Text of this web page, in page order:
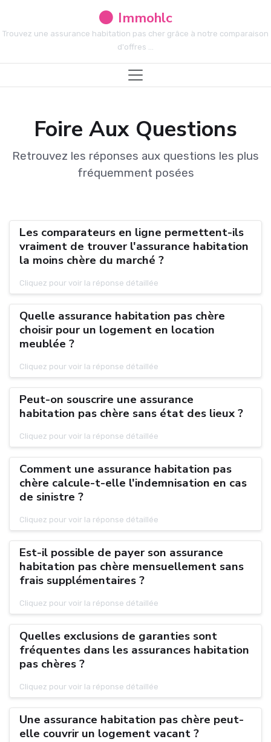
Immohlc
Trouvez une assurance habitation pas cher grâce à notre comparaison
d'offres ...
Foire Aux Questions
Retrouvez les réponses aux questions les plus
fréquemment posées
Les comparateurs en ligne permettent-ils
vraiment de trouver l'assurance habitation
la moins chère du marché ?
Cliquez pour voir la réponse détaillée
Quelle assurance habitation pas chère
choisir pour un logement en location
meublée ?
Cliquez pour voir la réponse détaillée
Peut-on souscrire une assurance
habitation pas chère sans état des lieux ?
Cliquez pour voir la réponse détaillée
Comment une assurance habitation pas
chère calcule-t-elle l'indemnisation en cas
de sinistre ?
Cliquez pour voir la réponse détaillée
Est-il possible de payer son assurance
habitation pas chère mensuellement sans
frais supplémentaires ?
Cliquez pour voir la réponse détaillée
Quelles exclusions de garanties sont
fréquentes dans les assurances habitation
pas chères ?
Cliquez pour voir la réponse détaillée
Une assurance habitation pas chère peut-
elle couvrir un logement vacant ?